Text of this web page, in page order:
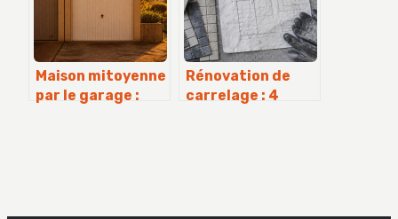
Maison mitoyenne
par le garage :
Rénovation de
carrelage : 4